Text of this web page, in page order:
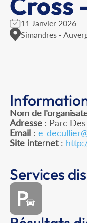
11 Janvier 2026
Simandres -
Nom de
Adresse : Parc
Email :
Site internet:
Services